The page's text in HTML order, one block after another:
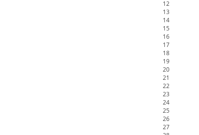
12
13
14
15
16
17
18
19
20
21
22
23
24
25
26
27